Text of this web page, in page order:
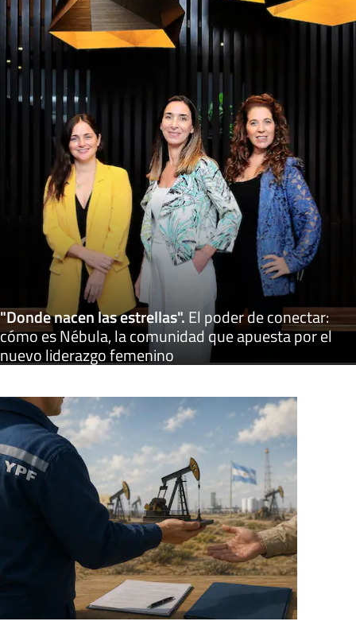
"Donde nacen las estrellas".El poder de conectar:
cómo es Nébula, la comunidad que apuesta por el
nuevo liderazgo femenino